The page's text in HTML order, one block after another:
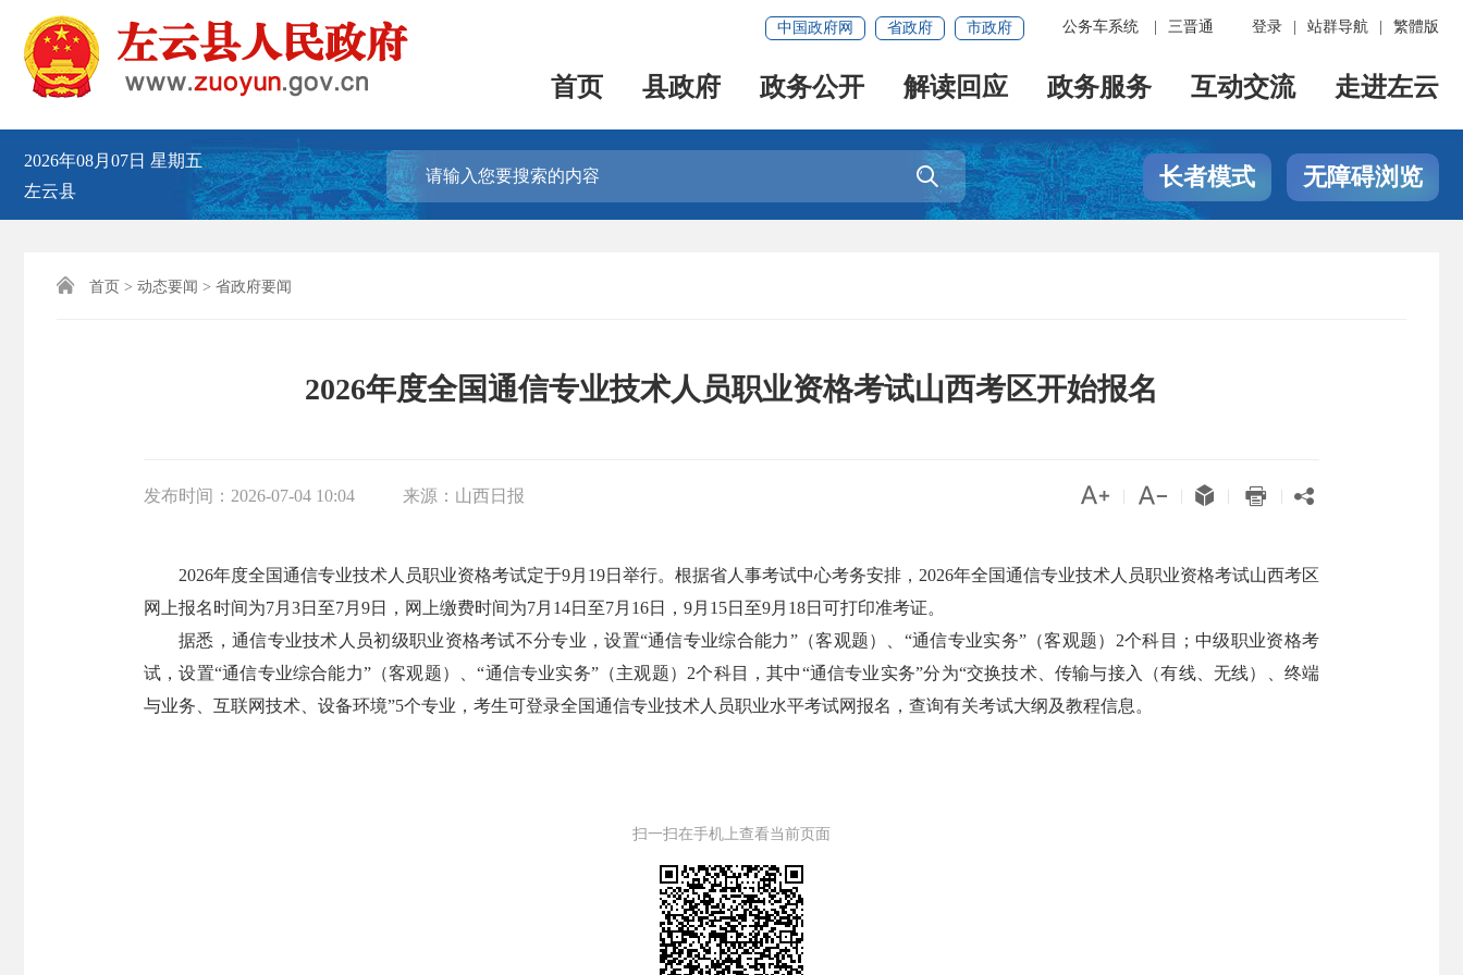
登录 站群导航 繁體版
公务车系统 三晋通
中国政府网 省政府 市政府
首页 县政府 政务公开 解读回应 政务服务 互动交流 走进左云
2026年08月07日 星期五
左云县
 长者模式 无障碍浏览
 首页 > 动态要闻 > 省政府要闻
2026年度全国通信专业技术人员职业资格考试山西考区开始报名
发布时间： 2026-07-04 10:04 来源： 山西日报     
2026年度全国通信专业技术人员职业资格考试定于9月19日举行。根据省人事考试中心考务安排，2026年全国通信专业技术人员职业资格考试山西考区
网上报名时间为7月3日至7月9日，网上缴费时间为7月14日至7月16日，9月15日至9月18日可打印准考证。
据悉，通信专业技术人员初级职业资格考试不分专业，设置“通信专业综合能力”（客观题）、“通信专业实务”（客观题）2个科目；中级职业资格考
试，设置“通信专业综合能力”（客观题）、“通信专业实务”（主观题）2个科目，其中“通信专业实务”分为“交换技术、传输与接入（有线、无线）、终端
与业务、互联网技术、设备环境”5个专业，考生可登录全国通信专业技术人员职业水平考试网报名，查询有关考试大纲及教程信息。
扫一扫在手机上查看当前页面